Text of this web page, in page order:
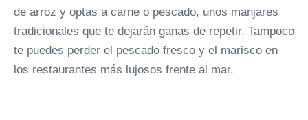
de arroz y optas a carne o pescado, unos manjares
tradicionales que te dejarán ganas de repetir. Tampoco
te puedes perder el pescado fresco y el marisco en
los restaurantes más lujosos frente al mar.